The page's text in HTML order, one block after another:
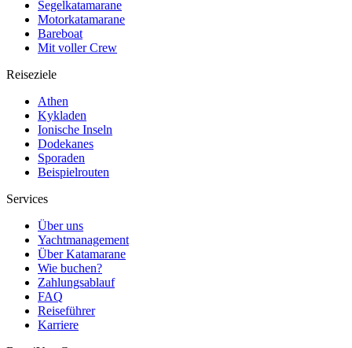
Segelkatamarane
Motorkatamarane
Bareboat
Mit voller Crew
Reiseziele
Athen
Kykladen
Ionische Inseln
Dodekanes
Sporaden
Beispielrouten
Services
Über uns
Yachtmanagement
Über Katamarane
Wie buchen?
Zahlungsablauf
FAQ
Reiseführer
Karriere